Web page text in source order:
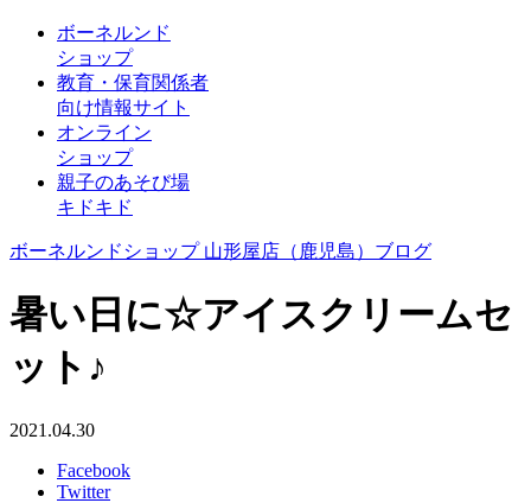
ボーネルンド
ショップ
教育・保育関係者
向け情報サイト
オンライン
ショップ
親子のあそび場
キドキド
ボーネルンドショップ 山形屋店（鹿児島）ブログ
暑い日に☆アイスクリームセ
ット♪
2021.04.30
Facebook
Twitter